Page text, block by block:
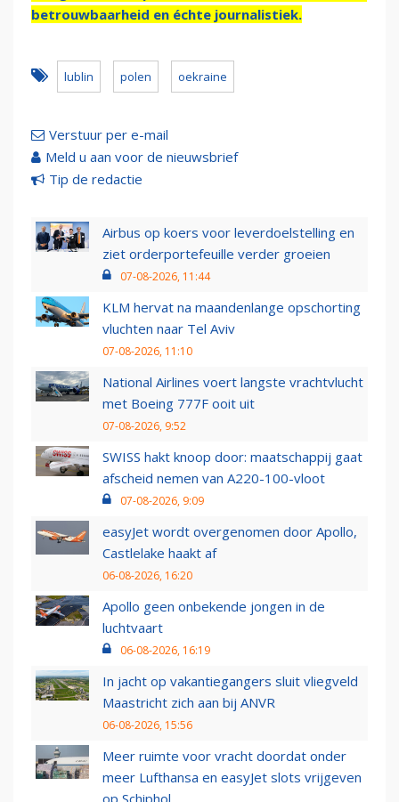
betrouwbaarheid en échte journalistiek.
lublin polen oekraine
Verstuur per e-mail
Meld u aan voor de nieuwsbrief
Tip de redactie
Airbus op koers voor leverdoelstelling en
ziet orderportefeuille verder groeien
07-08-2026, 11:44
KLM hervat na maandenlange opschorting
vluchten naar Tel Aviv
07-08-2026, 11:10
National Airlines voert langste vrachtvlucht
met Boeing 777F ooit uit
07-08-2026, 9:52
SWISS hakt knoop door: maatschappij gaat
afscheid nemen van A220-100-vloot
07-08-2026, 9:09
easyJet wordt overgenomen door Apollo,
Castlelake haakt af
06-08-2026, 16:20
Apollo geen onbekende jongen in de
luchtvaart
06-08-2026, 16:19
In jacht op vakantiegangers sluit vliegveld
Maastricht zich aan bij ANVR
06-08-2026, 15:56
Meer ruimte voor vracht doordat onder
meer Lufthansa en easyJet slots vrijgeven